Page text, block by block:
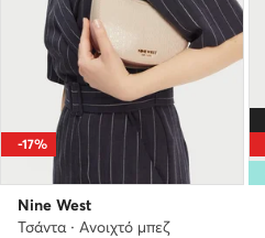
-17%
Nine West
Τσάντα · Ανοιχτό μπεζ